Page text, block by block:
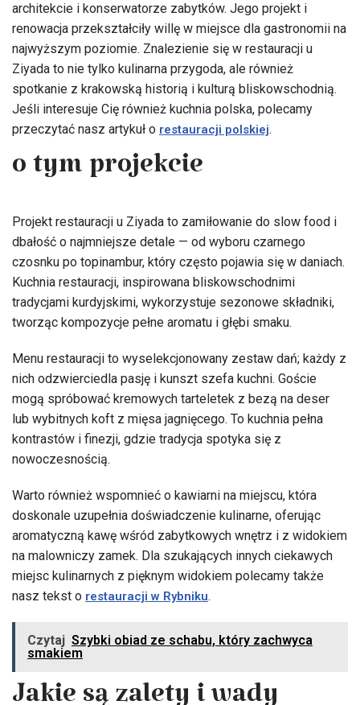
architekcie i konserwatorze zabytków. Jego projekt i
renowacja przekształciły willę w miejsce dla gastronomii na
najwyższym poziomie. Znalezienie się w restauracji u
Ziyada to nie tylko kulinarna przygoda, ale również
spotkanie z krakowską historią i kulturą bliskowschodnią.
Jeśli interesuje Cię również kuchnia polska, polecamy
przeczytać nasz artykuł o restauracji polskiej.
o tym projekcie
Projekt restauracji u Ziyada to zamiłowanie do slow food i
dbałość o najmniejsze detale — od wyboru czarnego
czosnku po topinambur, który często pojawia się w daniach.
Kuchnia restauracji, inspirowana bliskowschodnimi
tradycjami kurdyjskimi, wykorzystuje sezonowe składniki,
tworząc kompozycje pełne aromatu i głębi smaku.
Menu restauracji to wyselekcjonowany zestaw dań; każdy z
nich odzwierciedla pasję i kunszt szefa kuchni. Goście
mogą spróbować kremowych tarteletek z bezą na deser
lub wybitnych koft z mięsa jagnięcego. To kuchnia pełna
kontrastów i finezji, gdzie tradycja spotyka się z
nowoczesnością.
Warto również wspomnieć o kawiarni na miejscu, która
doskonale uzupełnia doświadczenie kulinarne, oferując
aromatyczną kawę wśród zabytkowych wnętrz i z widokiem
na malowniczy zamek. Dla szukających innych ciekawych
miejsc kulinarnych z pięknym widokiem polecamy także
nasz tekst o restauracji w Rybniku.
Czytaj Szybki obiad ze schabu, który zachwyca
smakiem